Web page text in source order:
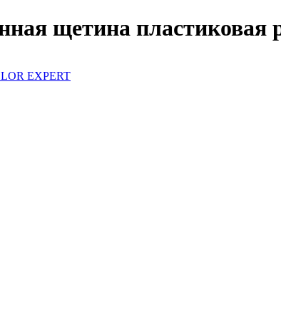
щетина пластиковая